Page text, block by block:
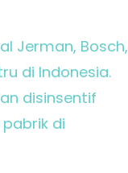
Jerman, Bosch,
di Indonesia.
disinsentif
di